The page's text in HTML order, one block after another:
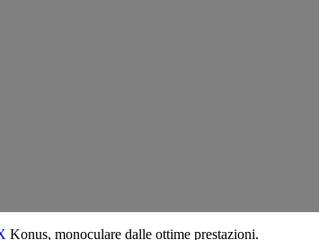
Konus, monoculare dalle ottime prestazioni.